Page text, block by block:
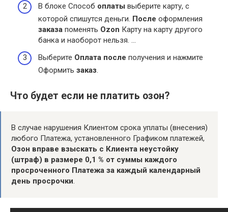
В блоке Способ оплаты выберите карту, с
которой спишутся деньги. После оформления
заказа поменять Ozon Карту на карту другого
банка и наоборот нельзя. …
Выберите Оплата после получения и нажмите
Оформить заказ.
Что будет если не платить озон?
В случае нарушения Клиентом срока уплаты (внесения)
любого Платежа, установленного Графиком платежей,
Озон вправе взыскать с Клиента неустойку
(штраф) в размере 0,1 % от суммы каждого
просроченного Платежа за каждый календарный
день просрочки.